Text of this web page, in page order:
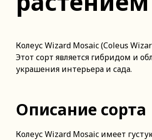
Колеус Wizard Mosaic (Coleus
Этот сорт является гибридом и
украшения интерьера и сада.
Описание сорта
Колеус Wizard Mosaic имеет